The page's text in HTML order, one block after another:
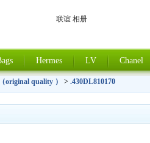
联谊 相册
Hermes LV Chanel
original quality ） > .430DL810170